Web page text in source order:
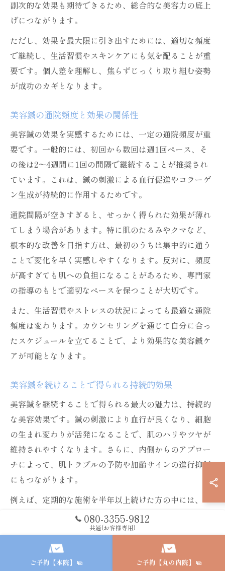
副次的な効果も期待できるため、総合的な美容力の底上
げにつながります。
ただし、効果を最大限に引き出すためには、適切な頻度
で継続し、生活習慣やスキンケアにも気を配ることが重
要です。個人差を理解し、焦らずじっくり取り組む姿勢
が成功のカギとなります。
美容鍼の通院頻度と効果の関係性
美容鍼の効果を実感するためには、一定の通院頻度が重
要です。一般的には、初回から数回は週1回ペース、そ
の後は2〜4週間に1回の間隔で継続することが推奨され
ています。これは、鍼の刺激による血行促進やコラーゲ
ン生成が持続的に作用するためです。
通院間隔が空きすぎると、せっかく得られた効果が薄れ
てしまう場合があります。特に肌のたるみやクマなど、
根本的な改善を目指す方は、最初のうちは集中的に通う
ことで変化を早く実感しやすくなります。反対に、頻度
が高すぎても肌への負担になることがあるため、専門家
の指導のもとで適切なペースを保つことが大切です。
また、生活習慣やストレスの状況によっても最適な通院
頻度は変わります。カウンセリングを通じて自分に合っ
たスケジュールを立てることで、より効果的な美容鍼ケ
アが可能となります。
美容鍼を続けることで得られる持続的効果
美容鍼を継続することで得られる最大の魅力は、持続的
な美容効果です。鍼の刺激により血行が良くなり、細胞
の生まれ変わりが活発になることで、肌のハリやツヤが
維持されやすくなります。さらに、内側からのアプロー
チによって、肌トラブルの予防や加齢サインの進行抑制
にもつながります。
例えば、定期的な施術を半年以上続けた方の中には、
「以前より肌トラブルが減った」「たるみやほうれい線
が目立ちにくくなった」といった声も多く寄せられてい
ます。こうした持続効果は、美容鍼ならではの特徴とい
えるでしょう。
080-3355-9812
共通(お客様専用)
ご予約【本院】 ご予約【丸の内院】